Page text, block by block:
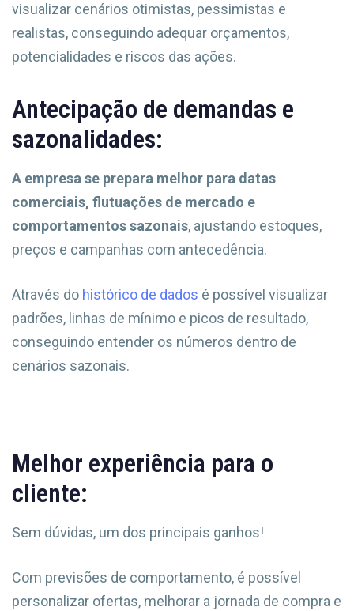
visualizar cenários otimistas, pessimistas e
realistas, conseguindo adequar orçamentos,
potencialidades e riscos das ações.
Antecipação de demandas e
sazonalidades:
A empresa se prepara melhor para datas
comerciais, flutuações de mercado e
comportamentos sazonais, ajustando estoques,
preços e campanhas com antecedência.
Através do histórico de dados é possível visualizar
padrões, linhas de mínimo e picos de resultado,
conseguindo entender os números dentro de
cenários sazonais.
Melhor experiência para o
cliente:
Sem dúvidas, um dos principais ganhos!
Com previsões de comportamento, é possível
personalizar ofertas, melhorar a jornada de compra e